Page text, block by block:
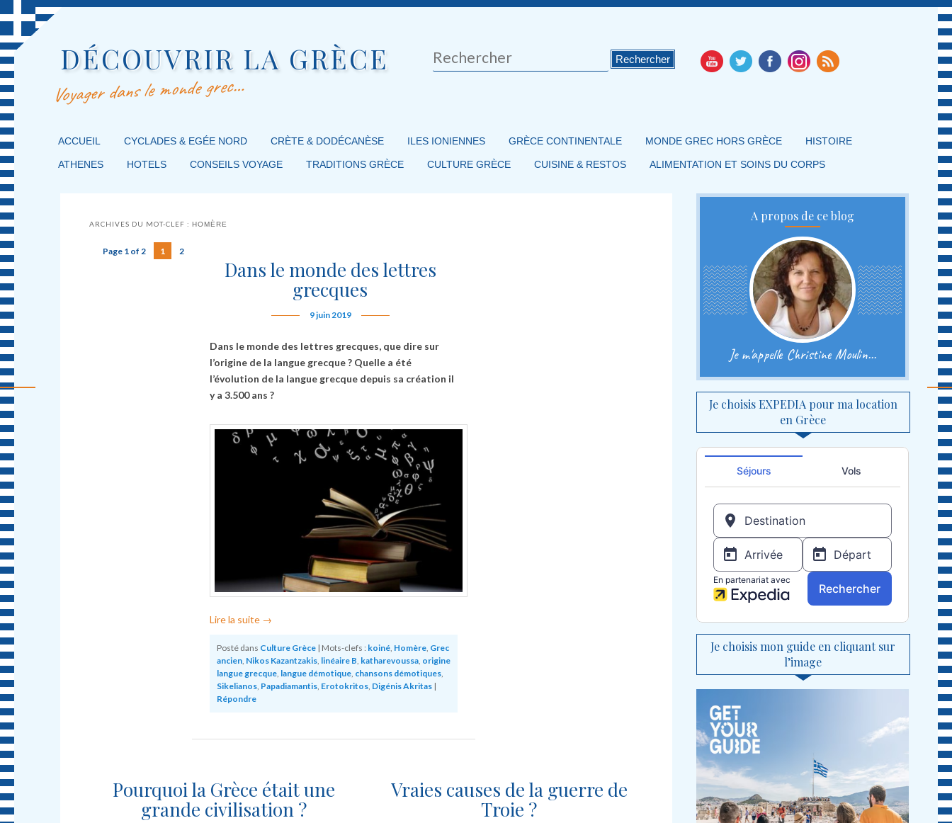
DÉCOUVRIR LA GRÈCE
Voyager dans le monde grec…
Rechercher
MENU PRINCIPAL
MASQUER LA NAVIGATION PRINCIPALE
MASQUER LA NAVIGATION SECONDAIRE
ACCUEIL CYCLADES & EGÉE NORD CRÈTE & DODÉCANÈSE ILES IONIENNES GRÈCE CONTINENTALE MONDE GREC HORS GRÈCE HISTOIRE
ATHENES HOTELS CONSEILS VOYAGE TRADITIONS GRÈCE CULTURE GRÈCE CUISINE & RESTOS ALIMENTATION ET SOINS DU CORPS
ARCHIVES DU MOT-CLEF :HOMÈRE
Page 1 of 2 1 2
Dans le monde des lettres
grecques
9 juin 2019
Dans le monde des lettres grecques, que dire sur
l’origine de la langue grecque ? Quelle a été
l’évolution de la langue grecque depuis sa création il
y a 3.500 ans ?
Lire la suite →
Posté dans Culture Grèce | Mots-clefs : koiné, Homère, Grec
ancien, Nikos Kazantzakis, linéaire B, katharevoussa, origine
langue grecque, langue démotique, chansons démotiques,
Sikelianos, Papadiamantis, Erotokritos, Digénis Akritas |
Répondre
Pourquoi la Grèce était une
grande civilisation ?
Vraies causes de la guerre de
Troie ?
A propos de ce blog
Je m'appelle Christine Moulin...
Je choisis EXPEDIA pour ma location
en Grèce
Je choisis mon guide en cliquant sur
l’image